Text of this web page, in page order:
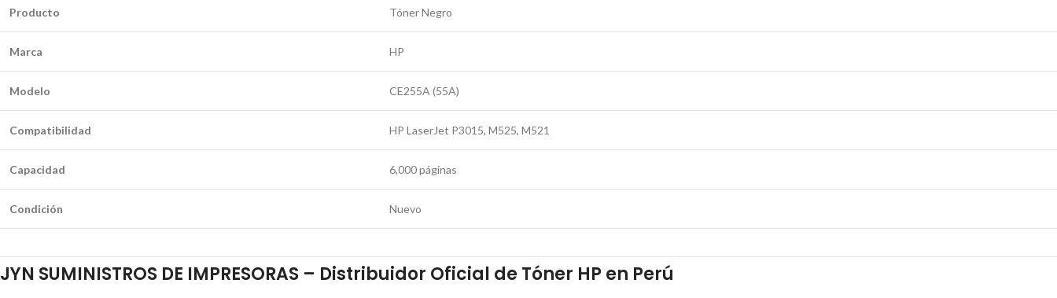
Producto Tóner Negro
Marca HP
Modelo CE255A (55A)
Compatibilidad HP LaserJet P3015, M525, M521
Capacidad 6,000 páginas
Condición Nuevo
JYN SUMINISTROS DE IMPRESORAS – Distribuidor Oficial de Tóner HP en Perú